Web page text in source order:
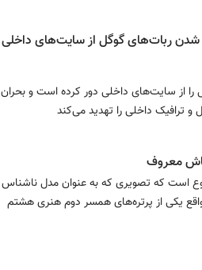
شدن ربات‌های گوگل از سایت‌های داخلی
گوگل را از سایت‌های داخلی دور کرده است و بحران
و ترافیک داخلی را تهدید می‌کند
معروف
است که تصویری که به عنوان مدل ناشناس
یکی از پرتره‌های همسر دوم هنری هشتم